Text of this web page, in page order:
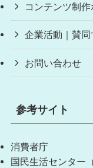
コンテンツ制
企業活動｜賛
お問い合わせ
参考サイト
消費者庁
国民生活センター